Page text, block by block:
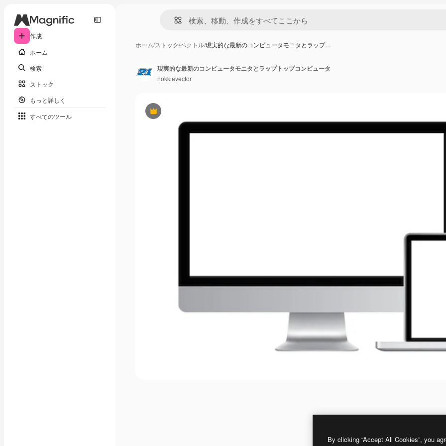
作成
ホーム
検索
ストック
もっと詳しく
すべてのツール
ホーム/ストック/ベクトル/現実的な最新のコンピュータモニタとラップ…
Premium
現実的な最新のコンピュータモニタとラップトップコンピュータ
nokkievector
By clicking “Accept All Cookies”, you